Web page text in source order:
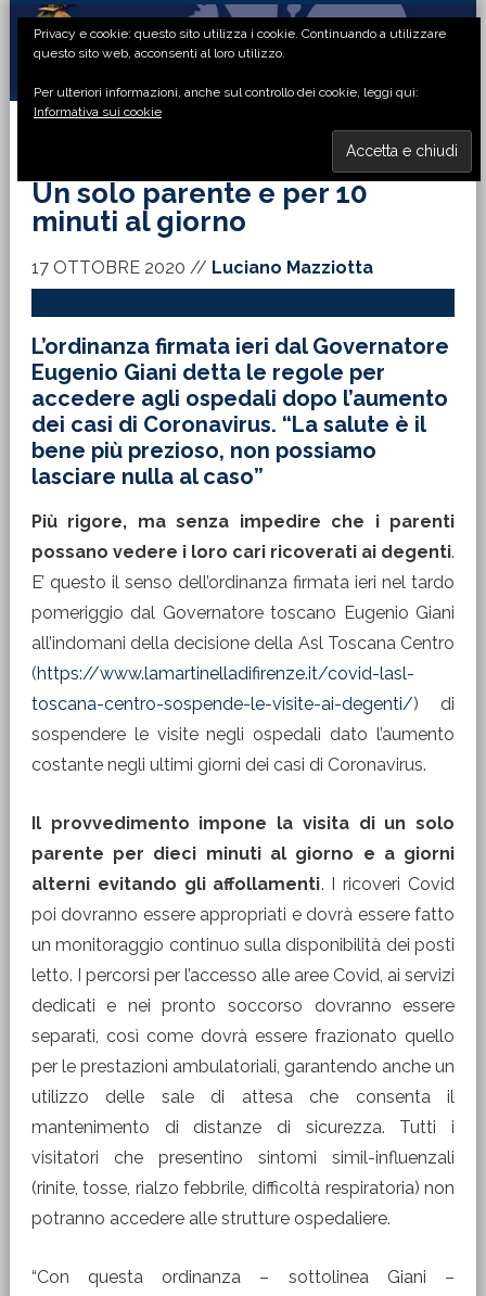
Passa
primaria
Passa
principale
Passa
laterale
Passa
di
Un solo parente e per 10
minuti al giorno
17 OTTOBRE 2020 // Luciano Mazziotta
L’ordinanza firmata ieri dal Governatore
Eugenio Giani detta le regole per
accedere agli ospedali dopo l’aumento
dei casi di Coronavirus. “La salute è il
bene più prezioso, non possiamo
lasciare nulla al caso”
Più rigore, ma senza impedire che i parenti
possano vedere i loro cari ricoverati ai degenti.
E’ questo il senso dell’ordinanza firmata ieri nel tardo
pomeriggio dal Governatore toscano Eugenio Giani
all’indomani della decisione della Asl Toscana Centro
(https://www.lamartinelladifirenze.it/covid-lasl-
toscana-centro-sospende-le-visite-ai-degenti/) di
sospendere le visite negli ospedali dato l’aumento
costante negli ultimi giorni dei casi di Coronavirus.
Il provvedimento impone la visita di un solo
parente per dieci minuti al giorno e a giorni
alterni evitando gli affollamenti. I ricoveri Covid
poi dovranno essere appropriati e dovrà essere fatto
un monitoraggio continuo sulla disponibilità dei posti
letto. I percorsi per l’accesso alle aree Covid, ai servizi
dedicati e nei pronto soccorso dovranno essere
separati, così come dovrà essere frazionato quello
per le prestazioni ambulatoriali, garantendo anche un
utilizzo delle sale di attesa che consenta il
mantenimento di distanze di sicurezza. Tutti i
visitatori che presentino sintomi simil-influenzali
(rinite, tosse, rialzo febbrile, difficoltà respiratoria) non
potranno accedere alle strutture ospedaliere.
“Con questa ordinanza – sottolinea Giani –
Privacy e cookie: questo sito utilizza i cookie. Continuando a utilizzare
questo sito web, acconsenti al loro utilizzo.
Per ulteriori informazioni, anche sul controllo dei cookie, leggi qui:
Informativa sui cookie